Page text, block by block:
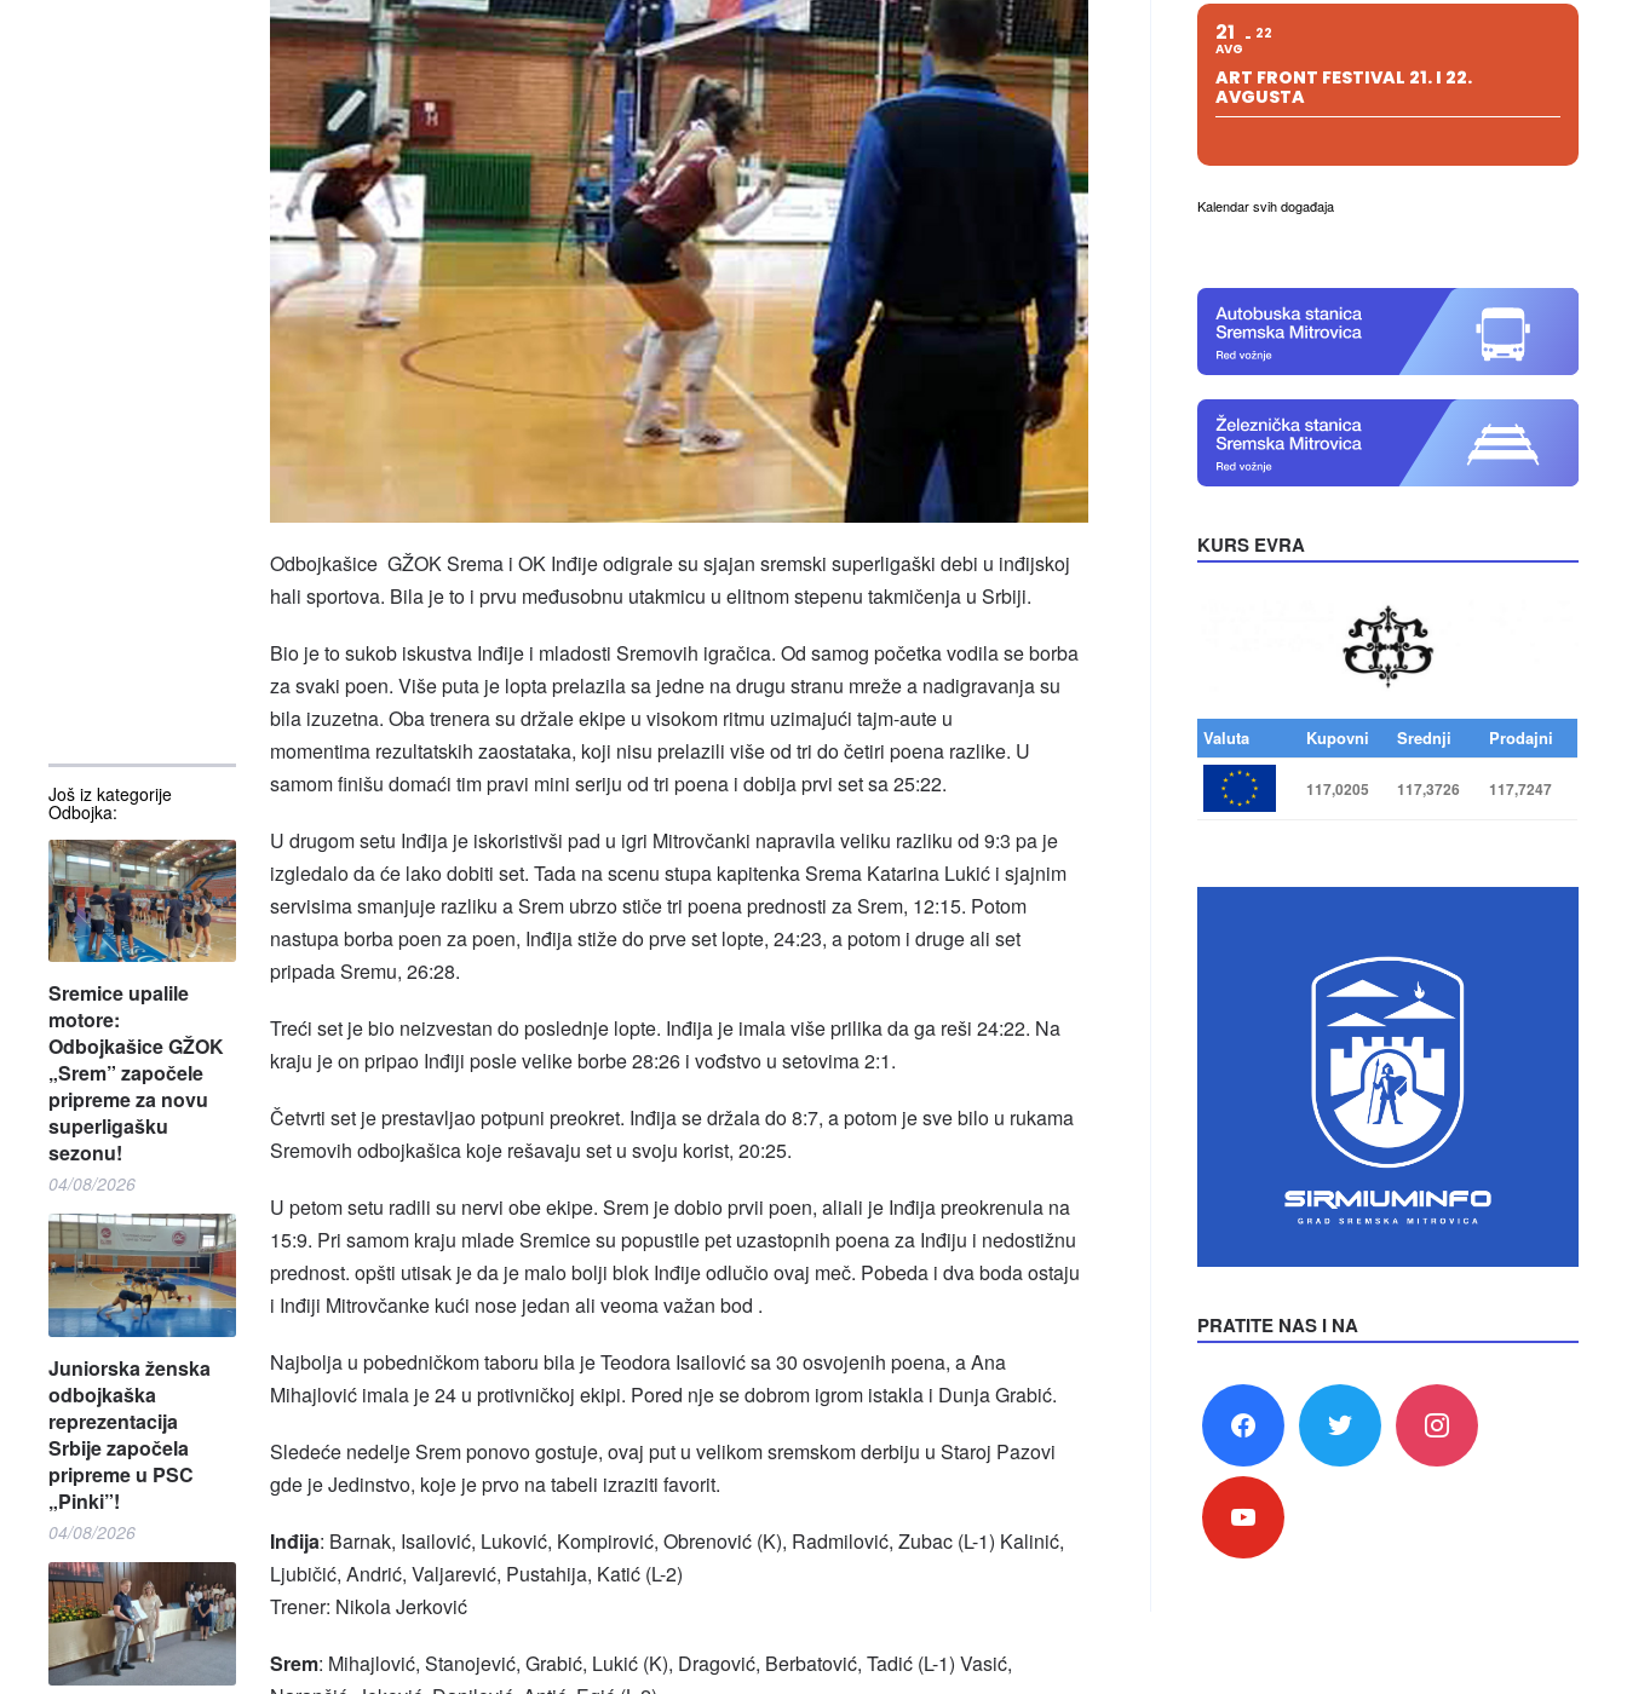
Još iz kategorije
Odbojka:
Sremice upalile
motore:
Odbojkašice GŽOK
„Srem” započele
pripreme za novu
superligašku
sezonu!
04/08/2026
Juniorska ženska
odbojkaška
reprezentacija
Srbije započela
pripreme u PSC
„Pinki”!
04/08/2026
Odbojkašice GŽOK Srema i OK Inđije odigrale su sjajan sremski superligaški debi u inđijskoj
hali sportova. Bila je to i prvu međusobnu utakmicu u elitnom stepenu takmičenja u Srbiji.
Bio je to sukob iskustva Inđije i mladosti Sremovih igračica. Od samog početka vodila se borba
za svaki poen. Više puta je lopta prelazila sa jedne na drugu stranu mreže a nadigravanja su
bila izuzetna. Oba trenera su držale ekipe u visokom ritmu uzimajući tajm-aute u
momentima rezultatskih zaostataka, koji nisu prelazili više od tri do četiri poena razlike. U
samom finišu domaći tim pravi mini seriju od tri poena i dobija prvi set sa 25:22.
U drugom setu Inđija je iskoristivši pad u igri Mitrovčanki napravila veliku razliku od 9:3 pa je
izgledalo da će lako dobiti set. Tada na scenu stupa kapitenka Srema Katarina Lukić i sjajnim
servisima smanjuje razliku a Srem ubrzo stiče tri poena prednosti za Srem, 12:15. Potom
nastupa borba poen za poen, Inđija stiže do prve set lopte, 24:23, a potom i druge ali set
pripada Sremu, 26:28.
Treći set je bio neizvestan do poslednje lopte. Inđija je imala više prilika da ga reši 24:22. Na
kraju je on pripao Inđiji posle velike borbe 28:26 i vođstvo u setovima 2:1.
Četvrti set je prestavljao potpuni preokret. Inđija se držala do 8:7, a potom je sve bilo u rukama
Sremovih odbojkašica koje rešavaju set u svoju korist, 20:25.
U petom setu radili su nervi obe ekipe. Srem je dobio prvii poen, aliali je Inđija preokrenula na
15:9. Pri samom kraju mlade Sremice su popustile pet uzastopnih poena za Inđiju i nedostižnu
prednost. opšti utisak je da je malo bolji blok Inđije odlučio ovaj meč. Pobeda i dva boda ostaju
i Inđiji Mitrovčanke kući nose jedan ali veoma važan bod .
Najbolja u pobedničkom taboru bila je Teodora Isailović sa 30 osvojenih poena, a Ana
Mihajlović imala je 24 u protivničkoj ekipi. Pored nje se dobrom igrom istakla i Dunja Grabić.
Sledeće nedelje Srem ponovo gostuje, ovaj put u velikom sremskom derbiju u Staroj Pazovi
gde je Jedinstvo, koje je prvo na tabeli izraziti favorit.
Inđija: Barnak, Isailović, Luković, Kompirović, Obrenović (K), Radmilović, Zubac (L-1) Kalinić,
Ljubičić, Andrić, Valjarević, Pustahija, Katić (L-2)
Trener: Nikola Jerković
Srem: Mihajlović, Stanojević, Grabić, Lukić (K), Dragović, Berbatović, Tadić (L-1) Vasić,
21
AVG
22
ART FRONT FESTIVAL 21. I 22.
AVGUSTA
Kalendar svih događaja
KURS EVRA
Valuta Kupovni Srednji Prodajni
117,0205 117,3726 117,7247
PRATITE NAS I NA
facebook twitter instagram
youtube